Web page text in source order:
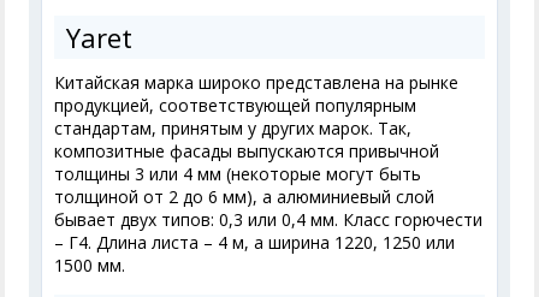
Yaret
Китайская марка широко представлена на рынке
продукцией, соответствующей популярным
стандартам, принятым у других марок. Так,
композитные фасады выпускаются привычной
толщины 3 или 4 мм (некоторые могут быть
толщиной от 2 до 6 мм), а алюминиевый слой
бывает двух типов: 0,3 или 0,4 мм. Класс горючести
– Г4. Длина листа – 4 м, а ширина 1220, 1250 или
1500 мм.